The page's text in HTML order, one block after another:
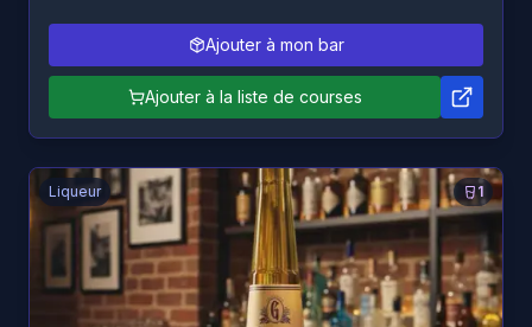
Ajouter à mon bar
Ajouter à la liste de courses
1
Liqueur